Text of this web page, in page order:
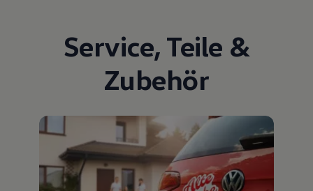
Service, Teile &
Zubehör